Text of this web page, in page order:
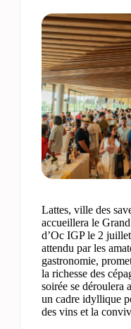
Lattes, ville des
accueillera le
d’Oc IGP le 2
attendu par les
gastronomie,
la richesse des
soirée se déroulera
un cadre idyllique
des vins et la